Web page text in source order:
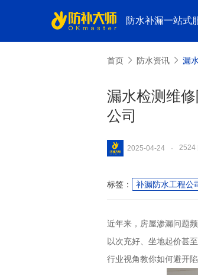
防水补漏一站式
首页 防水资讯 漏
漏水检测维
公司
2025-04-24 · 2524
标签： 补漏防水工程公
近年来，房屋渗漏问题
以次充好、坐地起价甚
行业视角教你如何避开陷